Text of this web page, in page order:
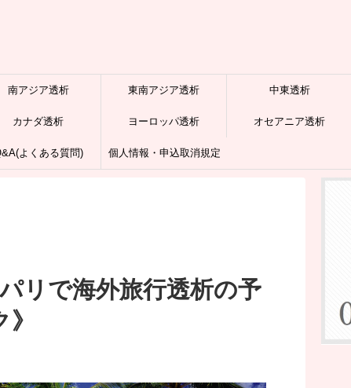
南アジア透析 東南アジア透析 中東透析
カナダ透析 ヨーロッパ透析 オセアニア透析
よくある質問) 個人情報・申込取消規定
リで海外旅行透析の予